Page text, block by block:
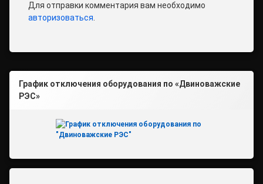
Для отправки комментария вам необходимо
авторизоваться
График отключения оборудования по «Двиноважские
РЭС»